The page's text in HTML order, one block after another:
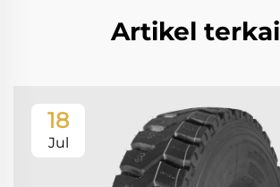
Artikel
18
Jul